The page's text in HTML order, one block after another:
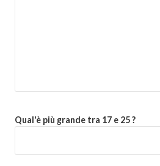
Qual'è più grande tra 17 e 25 ?